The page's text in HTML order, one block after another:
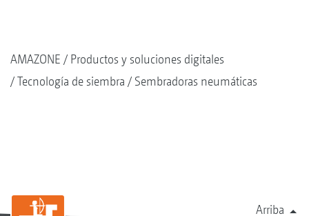
AMAZONE
Productos y soluciones digitales
Tecnología de siembra
Sembradoras neumáticas
Arriba